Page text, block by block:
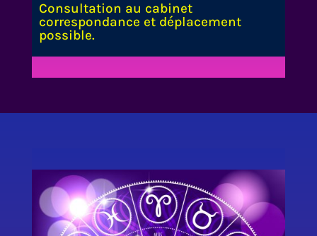
Consultation au cabinet
correspondance et déplacement
possible.